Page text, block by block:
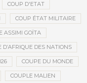
COUP D'ETAT
COUP ÉTAT MILITAIRE
ASSIMI GOÏTA
D’AFRIQUE DES NATIONS
COUPE DU MONDE
COUPLE MALIEN